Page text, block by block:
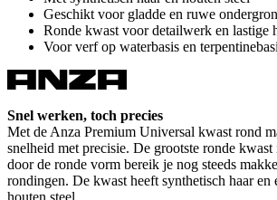
Geschikt voor gladde en ruwe
Ronde kwast voor detailwerk en lastige
Voor verf op waterbasis en
Snel werken, toch precies
Met de Anza Premium Universal kwast rond
snelheid met precisie. De grootste ronde kwast
door de ronde vorm bereik je nog steeds
rondingen. De kwast heeft synthetisch haar en
houten steel.